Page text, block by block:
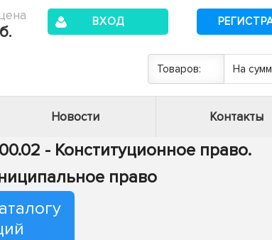
ВХОД
Товаров: На
Новости Контакты
- Конституционное право.
право